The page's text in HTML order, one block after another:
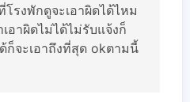
โรงพักดูจะเอาผิดได้ไหม
อาผิดไม่ได้ไม่รับแจ้งก็
ก็จะเอาถึงที่สุด okตามนี้